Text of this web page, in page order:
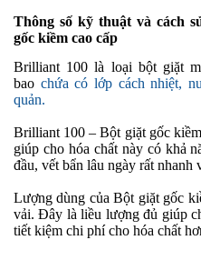
Thông số kỹ thuật và cách
gốc kiềm cao cấp
Brilliant 100 là loại bột giặt
bao chứa có lớp cách nhiệt,
quản.
Brilliant 100 – Bột giặt gốc
giúp cho hóa chất này có khả
đầu, vết bẩn lâu ngày rất nhanh
Lượng dùng của Bột giặt gốc
vải. Đây là liều lượng đủ giúp
tiết kiệm chi phí cho hóa chất